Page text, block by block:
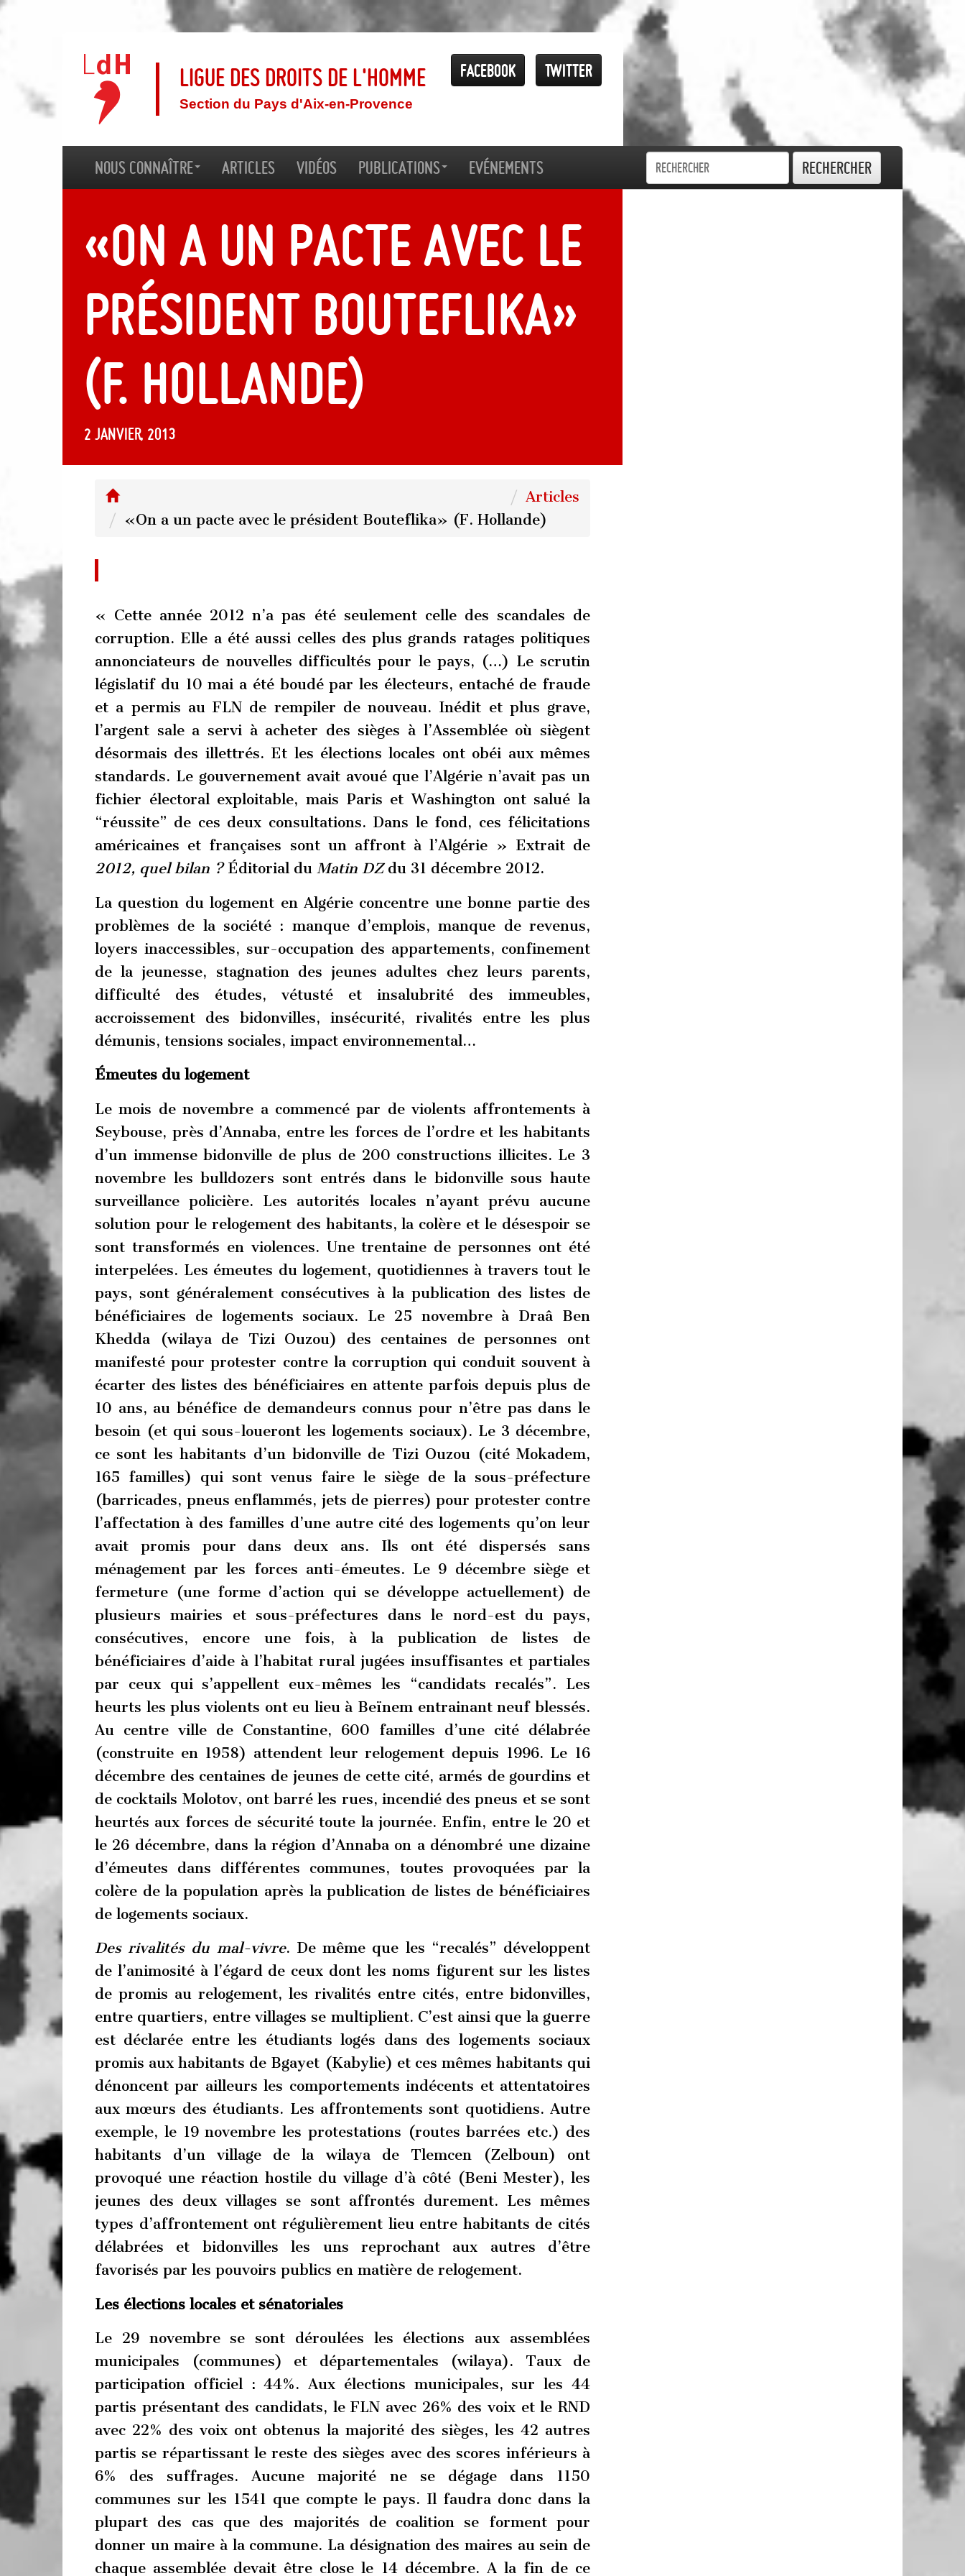
Twitter
Facebook
Ligue des droits de l'Homme
Section du Pays d'Aix-en-Provence
Nous connaître Articles Vidéos Publications Evénements Rechercher
«On a un pacte avec le
président Bouteflika»
(F. Hollande)
2 janvier, 2013
Articles
«On a un pacte avec le président Bouteflika» (F. Hollande)
« Cette année 2012 n’a pas été seulement celle des scandales de
corruption. Elle a été aussi celles des plus grands ratages politiques
annonciateurs de nouvelles difficultés pour le pays, (…) Le scrutin
législatif du 10 mai a été boudé par les électeurs, entaché de fraude
et a permis au FLN de rempiler de nouveau. Inédit et plus grave,
l’argent sale a servi à acheter des sièges à l’Assemblée où siègent
désormais des illettrés. Et les élections locales ont obéi aux mêmes
standards. Le gouvernement avait avoué que l’Algérie n’avait pas un
fichier électoral exploitable, mais Paris et Washington ont salué la
“réussite” de ces deux consultations. Dans le fond, ces félicitations
américaines et françaises sont un affront à l’Algérie » Extrait de
2012, quel bilan ?Éditorial du Matin DZdu 31 décembre 2012.
La question du logement en Algérie concentre une bonne partie des
problèmes de la société : manque d’emplois, manque de revenus,
loyers inaccessibles, sur-occupation des appartements, confinement
de la jeunesse, stagnation des jeunes adultes chez leurs parents,
difficulté des études, vétusté et insalubrité des immeubles,
accroissement des bidonvilles, insécurité, rivalités entre les plus
démunis, tensions sociales, impact environnemental…
Émeutes du logement
Le mois de novembre a commencé par de violents affrontements à
Seybouse, près d’Annaba, entre les forces de l’ordre et les habitants
d’un immense bidonville de plus de 200 constructions illicites. Le 3
novembre les bulldozers sont entrés dans le bidonville sous haute
surveillance policière. Les autorités locales n’ayant prévu aucune
solution pour le relogement des habitants, la colère et le désespoir se
sont transformés en violences. Une trentaine de personnes ont été
interpelées. Les émeutes du logement, quotidiennes à travers tout le
pays, sont généralement consécutives à la publication des listes de
bénéficiaires de logements sociaux. Le 25 novembre à Draâ Ben
Khedda (wilaya de Tizi Ouzou) des centaines de personnes ont
manifesté pour protester contre la corruption qui conduit souvent à
écarter des listes des bénéficiaires en attente parfois depuis plus de
10 ans, au bénéfice de demandeurs connus pour n’être pas dans le
besoin (et qui sous-loueront les logements sociaux). Le 3 décembre,
ce sont les habitants d’un bidonville de Tizi Ouzou (cité Mokadem,
165 familles) qui sont venus faire le siège de la sous-préfecture
(barricades, pneus enflammés, jets de pierres) pour protester contre
l’affectation à des familles d’une autre cité des logements qu’on leur
avait promis pour dans deux ans. Ils ont été dispersés sans
ménagement par les forces anti-émeutes. Le 9 décembre siège et
fermeture (une forme d’action qui se développe actuellement) de
plusieurs mairies et sous-préfectures dans le nord-est du pays,
consécutives, encore une fois, à la publication de listes de
bénéficiaires d’aide à l’habitat rural jugées insuffisantes et partiales
par ceux qui s’appellent eux-mêmes les “candidats recalés”. Les
heurts les plus violents ont eu lieu à Beïnem entrainant neuf blessés.
Au centre ville de Constantine, 600 familles d’une cité délabrée
(construite en 1958) attendent leur relogement depuis 1996. Le 16
décembre des centaines de jeunes de cette cité, armés de gourdins et
de cocktails Molotov, ont barré les rues, incendié des pneus et se sont
heurtés aux forces de sécurité toute la journée. Enfin, entre le 20 et
le 26 décembre, dans la région d’Annaba on a dénombré une dizaine
d’émeutes dans différentes communes, toutes provoquées par la
colère de la population après la publication de listes de bénéficiaires
de logements sociaux.
Des rivalités du mal-vivre. De même que les “recalés” développent
de l’animosité à l’égard de ceux dont les noms figurent sur les listes
de promis au relogement, les rivalités entre cités, entre bidonvilles,
entre quartiers, entre villages se multiplient. C’est ainsi que la guerre
est déclarée entre les étudiants logés dans des logements sociaux
promis aux habitants de Bgayet (Kabylie) et ces mêmes habitants qui
dénoncent par ailleurs les comportements indécents et attentatoires
aux mœurs des étudiants. Les affrontements sont quotidiens. Autre
exemple, le 19 novembre les protestations (routes barrées etc.) des
habitants d’un village de la wilaya de Tlemcen (Zelboun) ont
provoqué une réaction hostile du village d’à côté (Beni Mester), les
jeunes des deux villages se sont affrontés durement. Les mêmes
types d’affrontement ont régulièrement lieu entre habitants de cités
délabrées et bidonvilles les uns reprochant aux autres d’être
favorisés par les pouvoirs publics en matière de relogement.
Les élections locales et sénatoriales
Le 29 novembre se sont déroulées les élections aux assemblées
municipales (communes) et départementales (wilaya). Taux de
participation officiel : 44%. Aux élections municipales, sur les 44
partis présentant des candidats, le FLN avec 26% des voix et le RND
avec 22% des voix ont obtenus la majorité des sièges, les 42 autres
partis se répartissant le reste des sièges avec des scores inférieurs à
6% des suffrages. Aucune majorité ne se dégage dans 1150
communes sur les 1541 que compte le pays. Il faudra donc dans la
plupart des cas que des majorités de coalition se forment pour
donner un maire à la commune. La désignation des maires au sein de
chaque assemblée devait être close le 14 décembre. A la fin de ce